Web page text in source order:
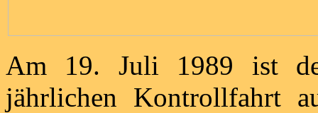
Am 19. Juli 1989 ist
jährlichen Kontrollfahrt